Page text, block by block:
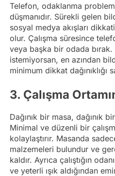
Telefon, odaklanma
düşmanıdır. Sürekli gelen
sosyal medya akışları
olur. Çalışma süresince
veya başka bir odada
istemiyorsan, en azından
minimum dikkat dağınıklığı
3. Çalışma
Dağınık bir masa, dağınık
Minimal ve düzenli bir
kolaylaştırır. Masanda
malzemeleri bulundur ve
kaldır. Ayrıca çalıştığın
ve yeterli ışık aldığından